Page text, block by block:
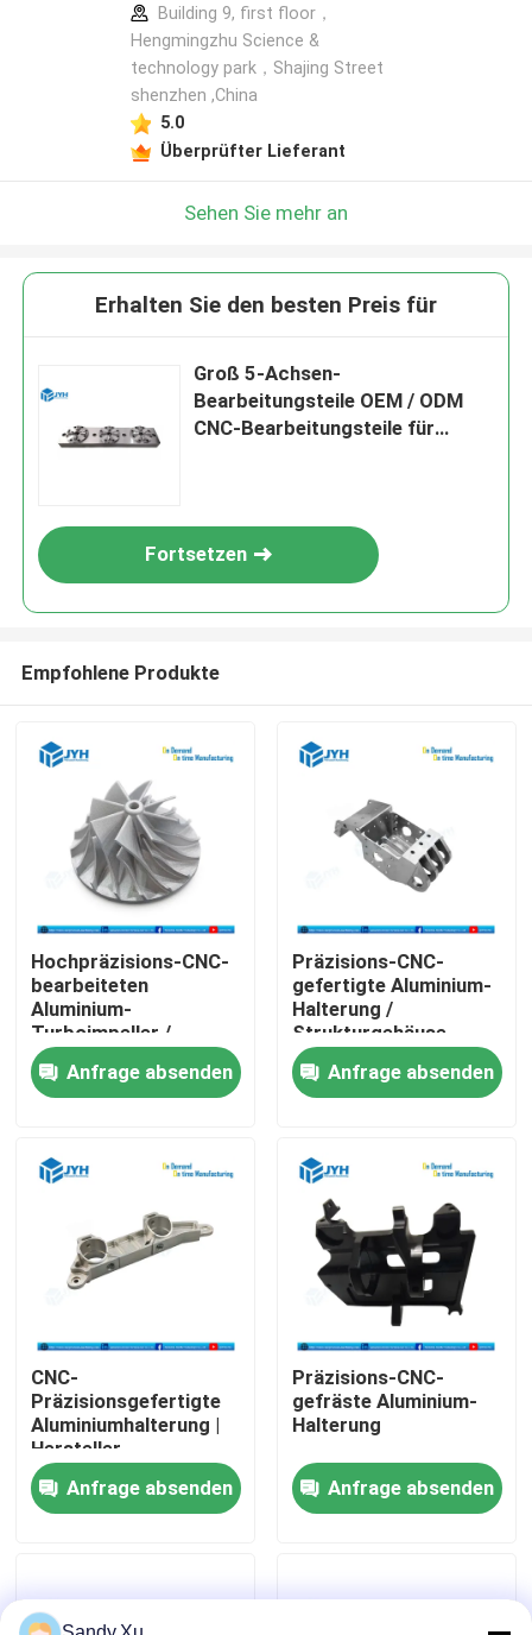
Dienstleistungen
VR-Show
Über uns
Fabrik-Ausflug
Treten Sie mit uns in Verbindung
Nachrichten
Fordern Sie ein Zitat
Building 9, first floor，
Hengmingzhu Science &
technology park，Shajing Street
shenzhen ,China
5.0
Überprüfter Lieferant
Sehen Sie mehr an
Erhalten Sie den besten Preis für
Groß 5-Achsen-
Bearbeitungsteile OEM / ODM
CNC-Bearbeitungsteile für
Fortsetzen
Empfohlene Produkte
Hochpräzisions-CNC-
bearbeiteten
Aluminium-
Turboimpeller /
Kompressorrad
Anfrage absenden
Präzisions-CNC-
gefertigte Aluminium-
Halterung /
Strukturgehäuse
Anfrage absenden
CNC-
Präzisionsgefertigte
Aluminiumhalterung |
Hersteller
kundenspezifischer
CNC-Frästeile
Anfrage absenden
Präzisions-CNC-
gefräste Aluminium-
Halterung
Anfrage absenden